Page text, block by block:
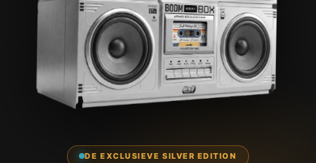
DE EXCLUSIEVE SILVER EDITION